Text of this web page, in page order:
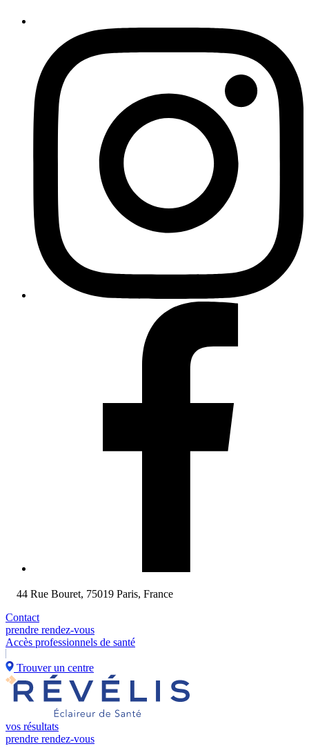
44 Rue Bouret, 75019 Paris, France
Contact
prendre rendez-vous
Accès professionnels de santé
Trouver un centre
vos résultats
prendre rendez-vous